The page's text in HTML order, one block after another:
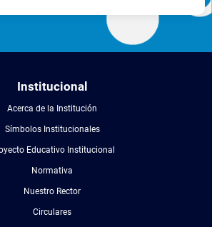
Institucional
Acerca de la Institución
Símbolos Institucionales
Educativo Institucional
Normativa
Nuestro Rector
Circulares